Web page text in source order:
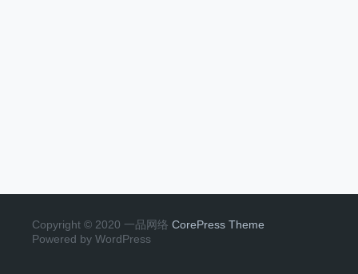
Copyright © 2020 一品网络 CorePress Theme
Powered by WordPress